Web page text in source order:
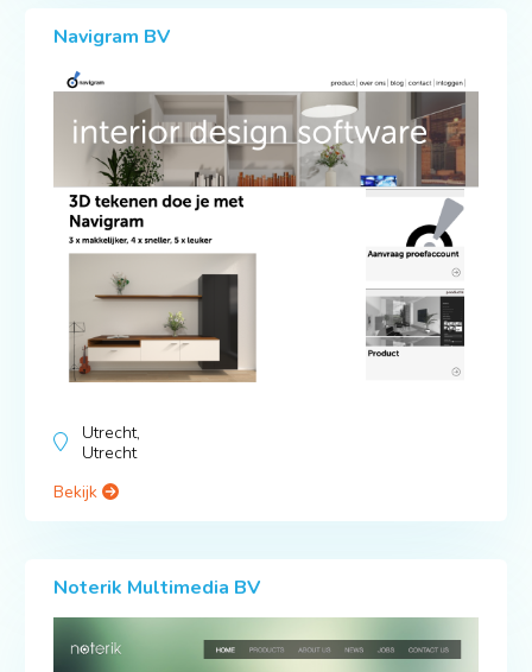
Navigram BV
Utrecht,
Utrecht
Bekijk
Noterik Multimedia BV